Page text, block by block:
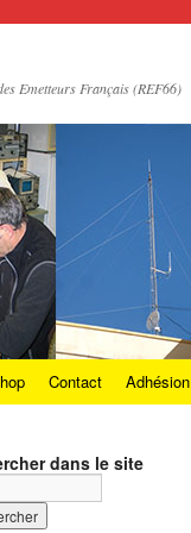
Emetteurs Français (REF66)
Contact Adhésion
dans le site